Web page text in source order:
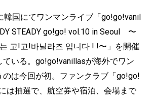
韓国にてワンマンライブ「go!go!vanil
STEADY go!go! vol.10 in Seoul 〜
고!고!바닐라즈 입니다 ! !〜」を開催
ている。go!go!vanillasが海外でワン
のは今回が初。ファンクラブ「go!go!
は抽選で、航空券や宿泊、会場まで